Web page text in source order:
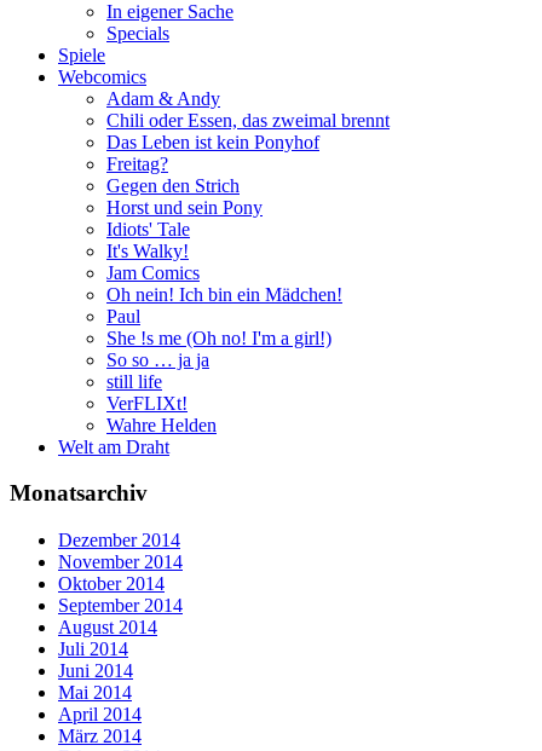
In eigener Sache
Specials
Spiele
Webcomics
Adam & Andy
Chili oder Essen, das zweimal brennt
Das Leben ist kein Ponyhof
Freitag?
Gegen den Strich
Horst und sein Pony
Idiots' Tale
It's Walky!
Jam Comics
Oh nein! Ich bin ein Mädchen!
Paul
She !s me (Oh no! I'm a girl!)
So so … ja ja
still life
VerFLIXt!
Wahre Helden
Welt am Draht
Monatsarchiv
Dezember 2014
November 2014
Oktober 2014
September 2014
August 2014
Juli 2014
Juni 2014
Mai 2014
April 2014
März 2014